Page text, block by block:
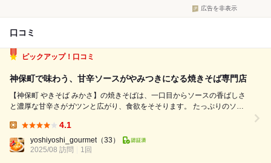
広告を非表示
口コミ
ピックアップ！口コミ
神保町で味わう、甘辛ソースがやみつきになる焼きそば専門店
【神保町 やきそば みかさ】の焼きそばは、一口目からソースの香ばしさ
と濃厚な甘辛さがガツンと広がり、食欲をそそります。 たっぷりのソー
と食感の良さが際立っています。 豚バラ肉はカリッと焼かれていて旨み
が強く、半熟のたまごが全体をま...
4.1
yoshiyoshi_gourmet （33）
2025/08 訪問
1回